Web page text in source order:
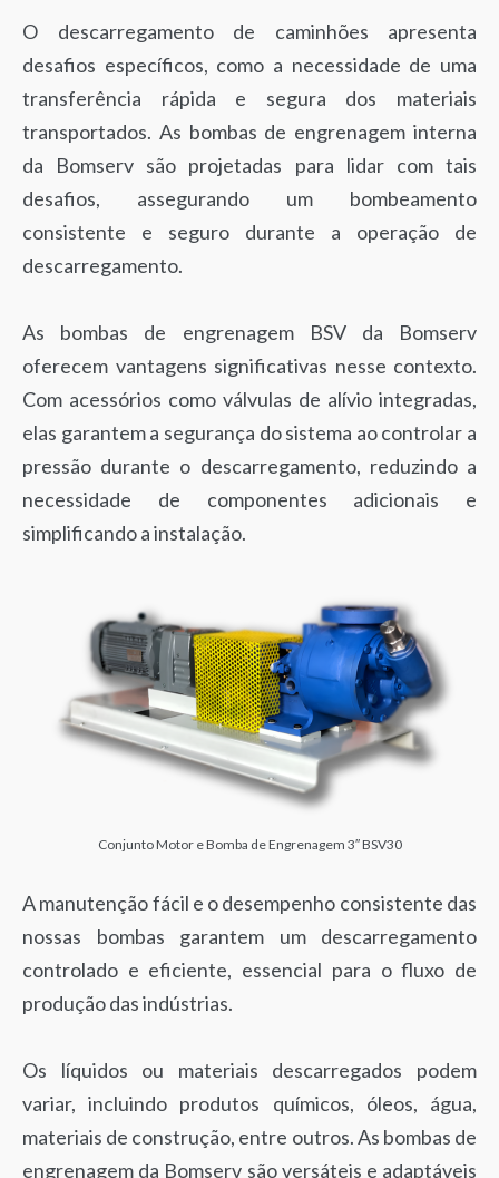
O descarregamento de caminhões apresenta
desafios específicos, como a necessidade de uma
transferência rápida e segura dos materiais
transportados. As bombas de engrenagem interna
da Bomserv são projetadas para lidar com tais
desafios, assegurando um bombeamento
consistente e seguro durante a operação de
descarregamento.
As bombas de engrenagem BSV da Bomserv
oferecem vantagens significativas nesse contexto.
Com acessórios como válvulas de alívio integradas,
elas garantem a segurança do sistema ao controlar a
pressão durante o descarregamento, reduzindo a
necessidade de componentes adicionais e
simplificando a instalação.
Conjunto Motor e Bomba de Engrenagem 3″ BSV30
A manutenção fácil e o desempenho consistente das
nossas bombas garantem um descarregamento
controlado e eficiente, essencial para o fluxo de
produção das indústrias.
Os líquidos ou materiais descarregados podem
variar, incluindo produtos químicos, óleos, água,
materiais de construção, entre outros. As bombas de
engrenagem da Bomserv são versáteis e adaptáveis